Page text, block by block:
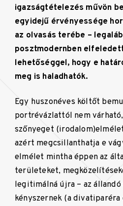
igazságtételezés művön
egyidejű érvényessége
az olvasás terébe –
posztmodernben
lehetőséggel, hogy e
meg is haladhatók.
Egy huszonéves költőt
portrévázlattól nem
szőnyeget
azért megcsillanthatja e
elmélet mintha éppen az
területeket,
legitimálná újra – az
kényszernek (a